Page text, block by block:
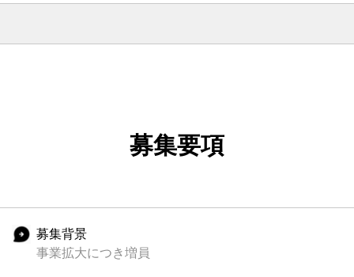
募集要項
募集背景
事業拡大につき増員